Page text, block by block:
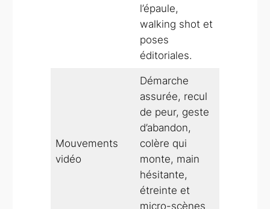
l’épaule,
walking shot et
poses
éditoriales.
Mouvements
vidéo
Démarche
assurée, recul
de peur, geste
d’abandon,
colère qui
monte, main
hésitante,
étreinte et
micro-scènes